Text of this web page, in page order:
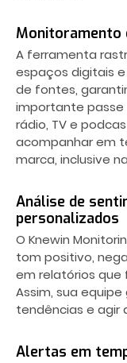
Monitoramento
A ferramenta
espaços digitais
de fontes,
importante passe
rádio, TV e
acompanhar em
marca, inclusive
Análise de
personalizados
O Knewin
tom positivo,
em relatórios
Assim, sua
tendências e agir
Alertas em